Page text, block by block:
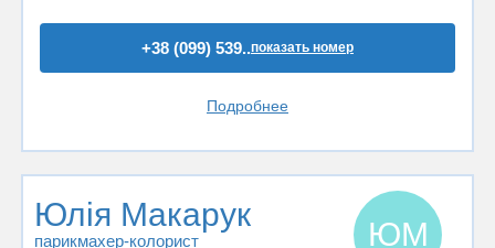
+38 (099) 539..показать номер
Подробнее
Юлія Макарук
парикмахер-колорист ЮМ